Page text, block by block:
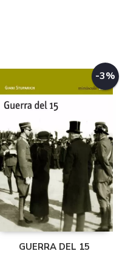
-3%
GUERRA DEL 15